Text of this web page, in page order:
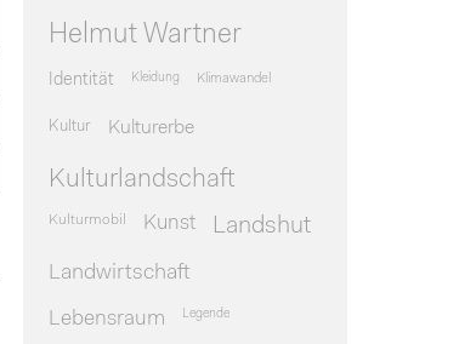
Helmut Wartner
Identität Kleidung Klimawandel
Kultur Kulturerbe
Kulturlandschaft
Kulturmobil Kunst Landshut
Landwirtschaft
Lebensraum Legende